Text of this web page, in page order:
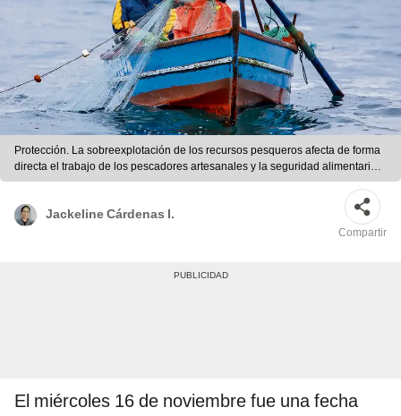
Protección. La sobreexplotación de los recursos pesqueros afecta de forma
directa el trabajo de los pescadores artesanales y la seguridad alimentaria.
Foto: difusión
Jackeline Cárdenas I.
Compartir
El miércoles 16 de noviembre fue una fecha